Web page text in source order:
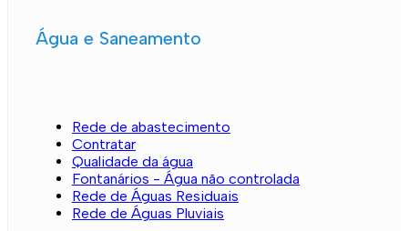
Água e Saneamento
Rede de abastecimento
Contratar
Qualidade da água
Fontanários - Água não controlada
Rede de Águas Residuais
Rede de Águas Pluviais